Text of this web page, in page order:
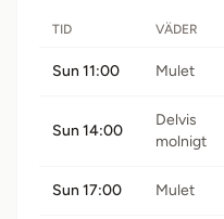
TID VÄDER
Sun 11:00 Mulet
Sun 14:00
Delvis
molnigt
Sun 17:00 Mulet